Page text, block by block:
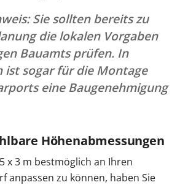
Sie sollten bereits zu
die lokalen Vorgaben
Bauamts prüfen. In
ist sogar für die Montage
eine Baugenehmigung
Höhenabmessungen
x 3 m bestmöglich an Ihren
anpassen zu können, haben Sie